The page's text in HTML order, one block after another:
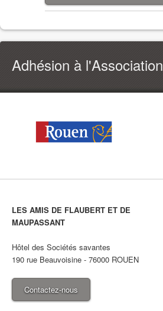
Adhésion à l'Association
LES AMIS DE FLAUBERT ET DE
MAUPASSANT
Hôtel des Sociétés savantes
190 rue Beauvoisine - 76000 ROUEN
Contactez-nous